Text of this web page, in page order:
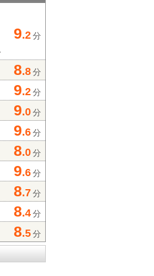
9.2 分
8.8 分
9.2 分
9.0 分
9.6 分
8.0 分
9.6 分
8.7 分
8.4 分
8.5 分